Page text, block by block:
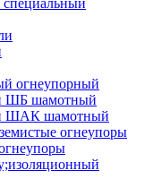
огнеупорный
ШБ шамотный
ШАК шамотный
огнеупоры